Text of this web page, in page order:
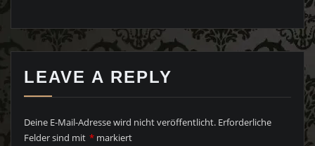
LEAVE A REPLY
Deine E-Mail-Adresse wird nicht veröffentlicht. Erforderliche
Felder sind mit * markiert